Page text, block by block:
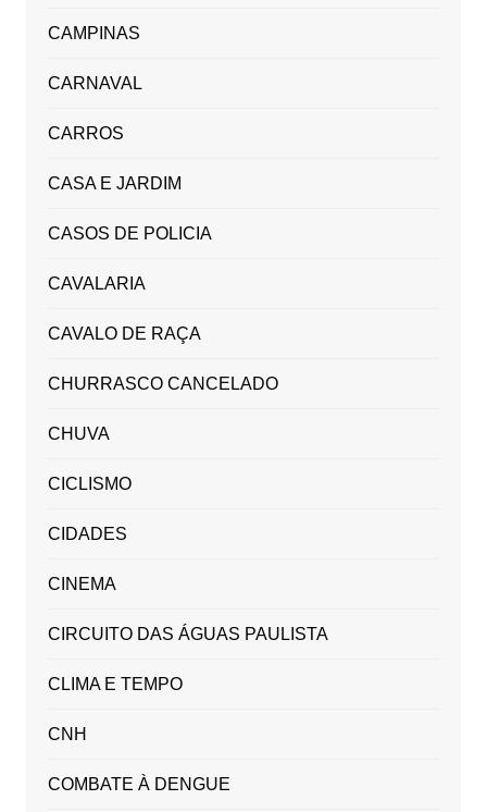
CAMPINAS
CARNAVAL
CARROS
CASA E JARDIM
CASOS DE POLICIA
CAVALARIA
CAVALO DE RAÇA
CHURRASCO CANCELADO
CHUVA
CICLISMO
CIDADES
CINEMA
CIRCUITO DAS ÁGUAS PAULISTA
CLIMA E TEMPO
CNH
COMBATE À DENGUE